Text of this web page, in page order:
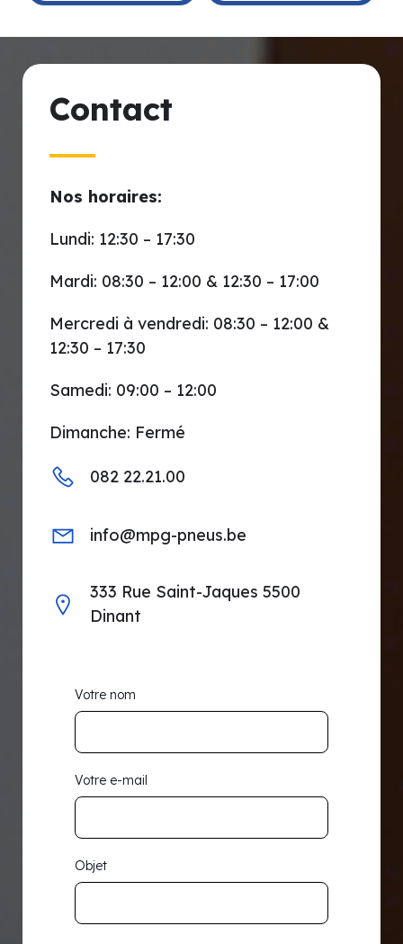
Contact
Nos horaires:
Lundi: 12:30 – 17:30
Mardi: 08:30 – 12:00 & 12:30 – 17:00
Mercredi à vendredi: 08:30 – 12:00 &
12:30 – 17:30
Samedi: 09:00 – 12:00
Dimanche: Fermé
082 22.21.00
info@mpg-pneus.be
333 Rue Saint-Jaques 5500
Dinant
Votre nom
Votre e-mail
Objet